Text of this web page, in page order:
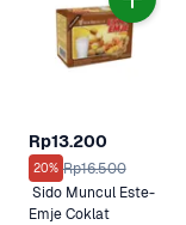
Rp13.200
20% Rp16.500
Sido Muncul Este-
Emje Coklat